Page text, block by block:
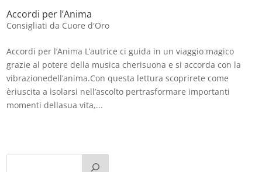
Accordi per l’Anima
Consigliati da Cuore d'Oro
Accordi per l’Anima L’autrice ci guida in un viaggio magico
grazie al potere della musica cherisuona e si accorda con la
vibrazionedell’anima.Con questa lettura scoprirete come
èriuscita a isolarsi nell’ascolto pertrasformare importanti
momenti dellasua vita,...